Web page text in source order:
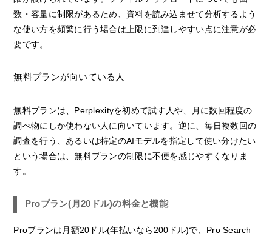
数・容量に制限があるため、資料を読み込ませて分析するよう
な使い方を頻繁に行う場合は上限に到達しやすい点に注意が必
要です。
無料プランが向いている人
無料プランは、Perplexityを初めて試す人や、月に数回程度の
調べ物にしか使わない人に向いています。逆に、毎日複数回の
調査を行う、あるいは特定のAIモデルを指定して使い分けたい
という場合は、無料プランの制限に不便を感じやすくなりま
す。
Proプラン(月20ドル)の料金と機能
Proプランは月額20ドル(年払いなら200ドル)で、Pro Search